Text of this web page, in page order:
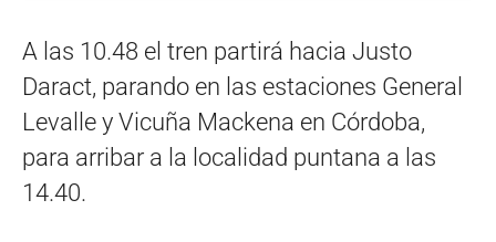
A las 10.48 el tren partirá hacia Justo
Daract, parando en las estaciones General
Levalle y Vicuña Mackena en Córdoba,
para arribar a la localidad puntana a las
14.40.